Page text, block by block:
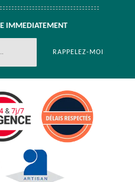
IMMEDIATEMENT